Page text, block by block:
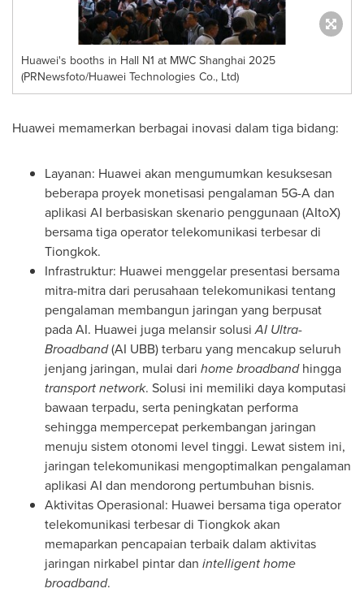
Huawei's booths in Hall N1 at MWC Shanghai 2025
(PRNewsfoto/Huawei Technologies Co., Ltd)
Huawei memamerkan berbagai inovasi dalam tiga bidang:
Layanan: Huawei akan mengumumkan kesuksesan
beberapa proyek monetisasi pengalaman 5G-A dan
aplikasi AI berbasiskan skenario penggunaan (AItoX)
bersama tiga operator telekomunikasi terbesar di
Tiongkok.
Infrastruktur: Huawei menggelar presentasi bersama
mitra-mitra dari perusahaan telekomunikasi tentang
pengalaman membangun jaringan yang berpusat
pada AI. Huawei juga melansir solusiAI Ultra-
Broadband(AI UBB) terbaru yang mencakup seluruh
jenjang jaringan, mulai dari home broadbandhingga
transport network. Solusi ini memiliki daya komputasi
bawaan terpadu, serta peningkatan performa
sehingga mempercepat perkembangan jaringan
menuju sistem otonomi level tinggi. Lewat sistem ini,
jaringan telekomunikasi mengoptimalkan pengalaman
aplikasi AI dan mendorong pertumbuhan bisnis.
Aktivitas Operasional: Huawei bersama tiga operator
telekomunikasi terbesar di Tiongkok akan
memaparkan pencapaian terbaik dalam aktivitas
jaringan nirkabel pintar dan intelligent home
broadband.